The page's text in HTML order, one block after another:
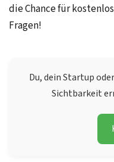
die Chance für
Fragen!
Du, dein Startup
Sichtbarkeit